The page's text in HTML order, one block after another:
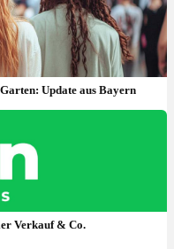
Update aus Bayern
Verkauf & Co.